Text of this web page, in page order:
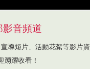
影音頻道
導短片、活動花絮等影片資
踴躍收看！